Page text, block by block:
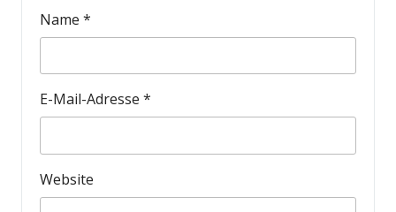
Name *
E-Mail-Adresse *
Website